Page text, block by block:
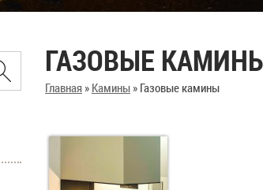
ГАЗОВЫЕ
Главная» Камины» Газовые камины